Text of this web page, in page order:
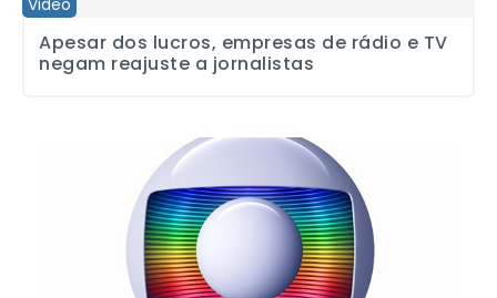
Video
Apesar dos lucros, empresas de rádio e TV
negam reajuste a jornalistas
Jornalistas da Rede Globo fazem protesto por reajuste salarial